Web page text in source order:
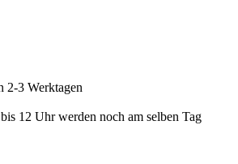
2-3 Werktagen
12 Uhr werden noch am selben Tag